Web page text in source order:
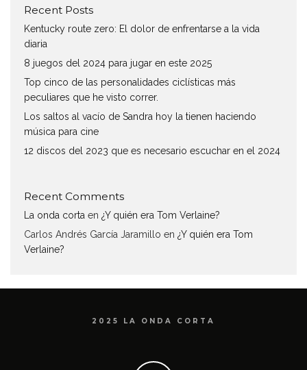
Recent Posts
Kentucky route zero: El dolor de enfrentarse a la vida
diaria
8 juegos del 2024 para jugar en este 2025
Top cinco de las personalidades ciclísticas más
peculiares que he visto correr.
Los saltos al vacío de Sandra hoy la tienen haciendo
música para cine
12 discos del 2023 que es necesario escuchar en el 2024
Recent Comments
La onda corta en ¿Y quién era Tom Verlaine?
Carlos Andrés García Jaramillo en ¿Y quién era Tom
Verlaine?
2025 LA ONDA CORTA